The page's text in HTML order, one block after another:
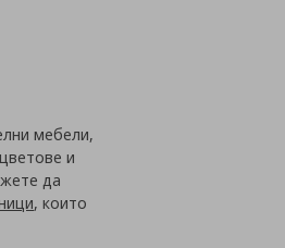
мебели,
и
да
, които